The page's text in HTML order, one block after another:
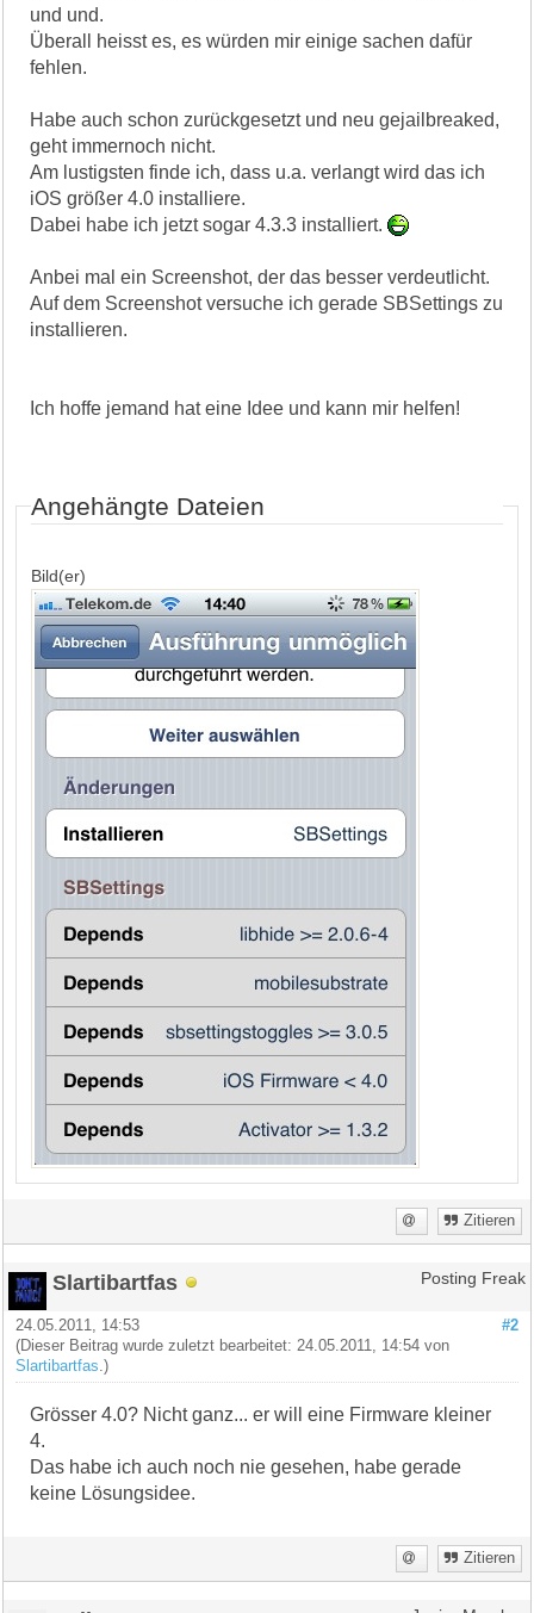
und und.
Überall heisst es, es würden mir einige sachen dafür
fehlen.
Habe auch schon zurückgesetzt und neu gejailbreaked,
geht immernoch nicht.
Am lustigsten finde ich, dass u.a. verlangt wird das ich
iOS größer 4.0 installiere.
Dabei habe ich jetzt sogar 4.3.3 installiert.
Anbei mal ein Screenshot, der das besser verdeutlicht.
Auf dem Screenshot versuche ich gerade SBSettings zu
installieren.
Ich hoffe jemand hat eine Idee und kann mir helfen!
Angehängte Dateien
Bild(er)
Zitieren
Slartibartfas Posting Freak
#2
24.05.2011, 14:53
(Dieser Beitrag wurde zuletzt bearbeitet: 24.05.2011, 14:54 von
Slartibartfas .)
Grösser 4.0? Nicht ganz... er will eine Firmware kleiner
4.
Das habe ich auch noch nie gesehen, habe gerade
keine Lösungsidee.
Zitieren